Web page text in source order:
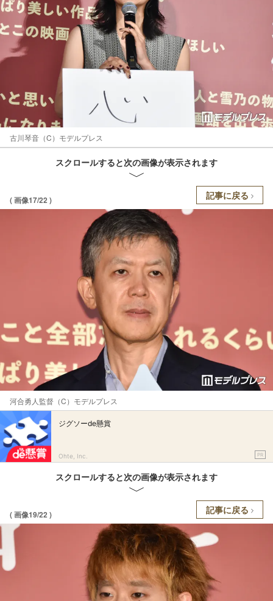
古川琴音（C）モデルプレス
スクロールすると次の画像が表示されます
( 画像17/22 ) 記事に戻る
河合勇人監督（C）モデルプレス
ジグソーde懸賞
Ohte, Inc. PR
スクロールすると次の画像が表示されます
( 画像19/22 ) 記事に戻る